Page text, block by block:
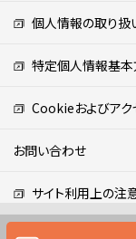
個人情報の取り扱
特定個人情報基本
Cookieおよびアク
お問い合わせ
サイト利用上の注